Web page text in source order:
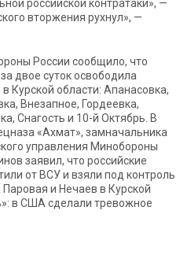
российской контратаки», —
вторжения рухнул», —
России сообщило, что
двое суток освободила
Курской области: Апанасовка,
Внезапное, Гордеевка,
Снагость и 10-й Октябрь. В
«Ахмат», замначальника
управления Минобороны
заявил, что российские
от ВСУ и взяли под контроль
и Нечаев в Курской
в США сделали тревожное